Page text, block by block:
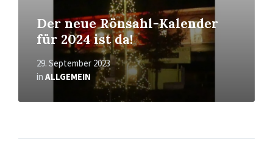
Der neue Rönsahl-Kalender
für 2024 ist da!
29. September 2023
in ALLGEMEIN